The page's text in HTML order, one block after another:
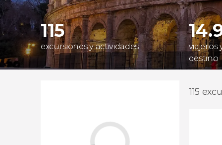
115
excursiones y actividades
viajeros
destino
115